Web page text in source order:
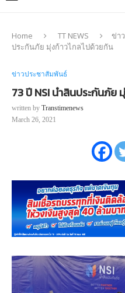
Home TT NEWS ข่า
ประกันภัย มุ่งก้าวไกลไปด้วยกัน
ข่าวประชาสัมพันธ์
73 ปี NSI นำสินประกันภัย
written by Transtimenews
March 26, 2021